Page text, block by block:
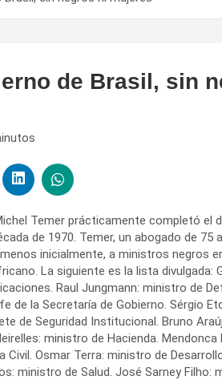
de Brasil, sin
Temer prácticamente completó el
de 1970. Temer, un abogado de
inicialmente, a ministros negros
La siguiente es la lista divulgada:
Raul Jungmann: ministro de
de la Secretaría de Gobierno. Sérgio
de Seguridad Institucional. Bruno
ministro de Hacienda.
Civil. Osmar Terra: ministro de
ministro de Salud. José Sarney